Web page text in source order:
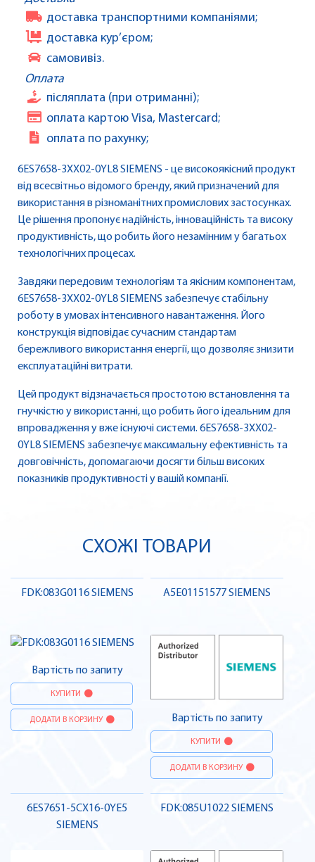
доставка транспортними компаніями;
доставка кур’єром;
самовивіз.
Оплата
післяплата (при отриманні);
оплата картою Visa, Mastercard;
оплата по рахунку;
6ES7658-3XX02-0YL8 SIEMENS - це високоякісний продукт
від всесвітньо відомого бренду, який призначений для
використання в різноманітних промислових застосунках.
Це рішення пропонує надійність, інноваційність та високу
продуктивність, що робить його незамінним у багатьох
технологічних процесах.
Завдяки передовим технологіям та якісним компонентам,
6ES7658-3XX02-0YL8 SIEMENS забезпечує стабільну
роботу в умовах інтенсивного навантаження. Його
конструкція відповідає сучасним стандартам
бережливого використання енергії, що дозволяє знизити
експлуатаційні витрати.
Цей продукт відзначається простотою встановлення та
гнучкістю у використанні, що робить його ідеальним для
впровадження у вже існуючі системи. 6ES7658-3XX02-
0YL8 SIEMENS забезпечує максимальну ефективність та
довговічність, допомагаючи досягти більш високих
показників продуктивності у вашій компанії.
СХОЖІ ТОВАРИ
FDK:083G0116 SIEMENS
Вартість по запиту
КУПИТИ
ДОДАТИ В КОРЗИНУ
A5E01151577 SIEMENS
Вартість по запиту
КУПИТИ
ДОДАТИ В КОРЗИНУ
6ES7651-5CX16-0YE5
SIEMENS
FDK:085U1022 SIEMENS